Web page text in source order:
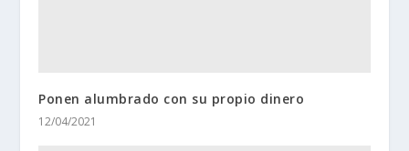
Ponen alumbrado con su propio dinero
12/04/2021